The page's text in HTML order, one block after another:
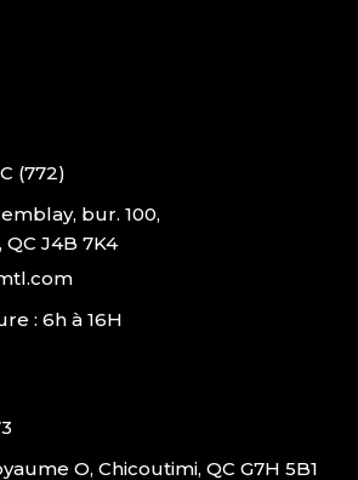
(772)
bur. 100,
J4B 7K4
: 6h à 16H
O, Chicoutimi, QC G7H 5B1